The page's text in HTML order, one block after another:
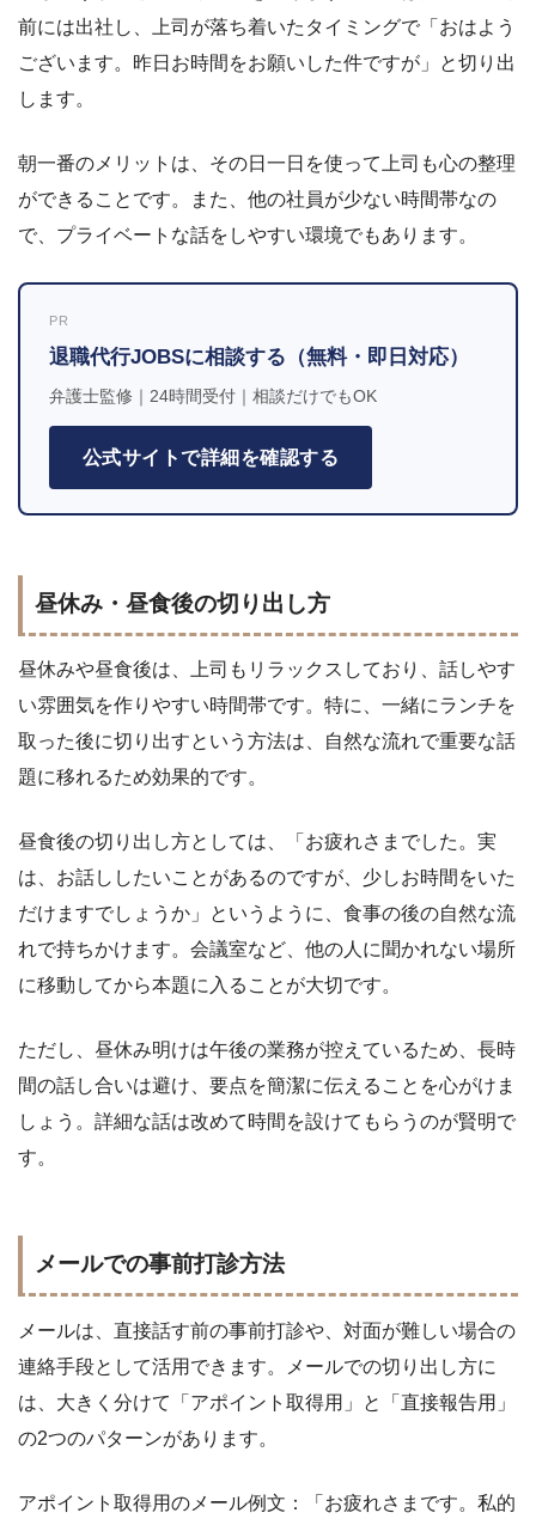
前には出社し、上司が落ち着いたタイミングで「おはよう
ございます。昨日お時間をお願いした件ですが」と切り出
します。
朝一番のメリットは、その日一日を使って上司も心の整理
ができることです。また、他の社員が少ない時間帯なの
で、プライベートな話をしやすい環境でもあります。
PR
退職代行JOBSに相談する（無料・即日対応）
弁護士監修｜24時間受付｜相談だけでもOK
公式サイトで詳細を確認する
昼休み・昼食後の切り出し方
昼休みや昼食後は、上司もリラックスしており、話しやす
い雰囲気を作りやすい時間帯です。特に、一緒にランチを
取った後に切り出すという方法は、自然な流れで重要な話
題に移れるため効果的です。
昼食後の切り出し方としては、「お疲れさまでした。実
は、お話ししたいことがあるのですが、少しお時間をいた
だけますでしょうか」というように、食事の後の自然な流
れで持ちかけます。会議室など、他の人に聞かれない場所
に移動してから本題に入ることが大切です。
ただし、昼休み明けは午後の業務が控えているため、長時
間の話し合いは避け、要点を簡潔に伝えることを心がけま
しょう。詳細な話は改めて時間を設けてもらうのが賢明で
す。
メールでの事前打診方法
メールは、直接話す前の事前打診や、対面が難しい場合の
連絡手段として活用できます。メールでの切り出し方に
は、大きく分けて「アポイント取得用」と「直接報告用」
の2つのパターンがあります。
アポイント取得用のメール例文：「お疲れさまです。私的